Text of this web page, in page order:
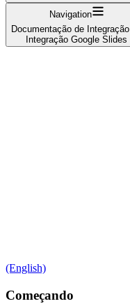
Navigation
Documentação de Integração
Integração Google Slides
(English)
Começando